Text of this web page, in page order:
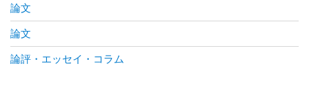
論文
論文
論評・エッセイ・コラム